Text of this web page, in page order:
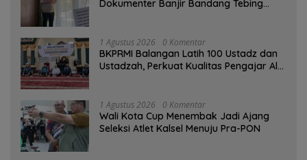
Dokumenter Banjir Bandang Tebing
1 Agustus 2026 0 Komentar
BKPRMI Balangan Latih 100 Ustadz dan
Ustadzah, Perkuat Kualitas Pengajar Al-
1 Agustus 2026 0 Komentar
Wali Kota Cup Menembak Jadi Ajang
Seleksi Atlet Kalsel Menuju Pra-PON